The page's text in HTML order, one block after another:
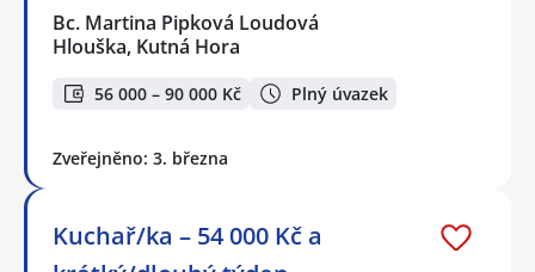
Bc. Martina Pipková Loudová
Hlouška, Kutná Hora
56 000 – 90 000 Kč Plný úvazek
Zveřejněno: 3. března
Kuchař/ka – 54 000 Kč a